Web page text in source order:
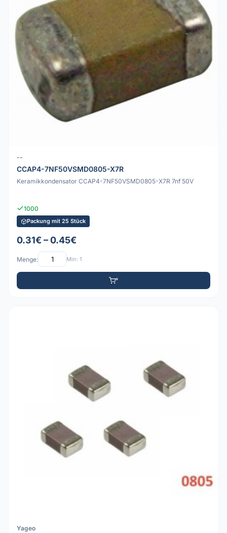
--
CCAP4-7NF50VSMD0805-X7R
Keramikkondensator CCAP4-7NF50VSMD0805-X7R 7nf 50V
1000
Packung mit 25 Stück
0.31€ – 0.45€
Menge: Min: 1
Yageo